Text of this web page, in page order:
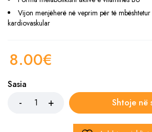
Vijon menjëherë në veprim për të mbështetur
kardiovaskular
8.00€
Sasia
Shtoje në